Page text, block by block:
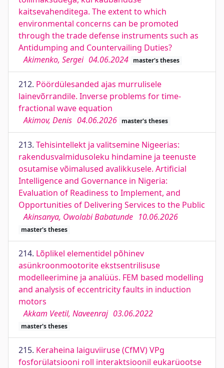
kaitsevahenditega. The extent to which
environmental concerns can be promoted
through the trade defense instruments such as
Antidumping and Countervailing Duties?
Akimenko, Sergei 04.06.2024 master's theses
212. Pöördülesanded ajas murrulisele
lainevõrrandile. Inverse problems for time-
fractional wave equation
Akimov, Denis 04.06.2026 master's theses
213. Tehisintellekt ja valitsemine Nigeerias:
rakendusvalmidusoleku hindamine ja teenuste
osutamise võimalused avalikkusele. Artificial
Intelligence and Governance in Nigeria:
Evaluation of Readiness to Implement, and
Opportunities of Delivering Services to the Public
Akinsanya, Owolabi Babatunde 10.06.2026
master's theses
214. Lõplikel elementidel põhinev
asünkroonmootorite ekstsentrilisuse
modelleerimine ja analüüs. FEM based modelling
and analysis of eccentricity faults in induction
motors
Akkam Veetil, Naveenraj 03.06.2022
master's theses
215. Keraheina laiguviiruse (CfMV) VPg
fosforülatsiooni roll interaktsioonil eukarüootse